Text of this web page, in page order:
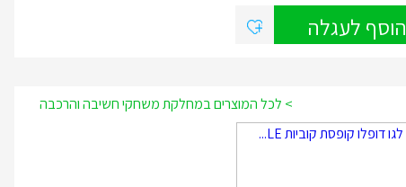
הוסף לעגלה
> לכל המוצרים במחלקת משחקי חשיבה והרכבה